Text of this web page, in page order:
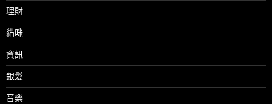
理財
貓咪
資訊
銀髮
音樂